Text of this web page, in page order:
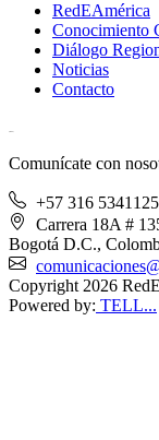
RedEAmérica
Conocimiento
Diálogo
Noticias
Contacto
Comunícate con
+57 316 5341125
Carrera 18A #
Bogotá D.C.,
Copyright 2026
Powered by: TELL...